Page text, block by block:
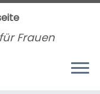
Frauen